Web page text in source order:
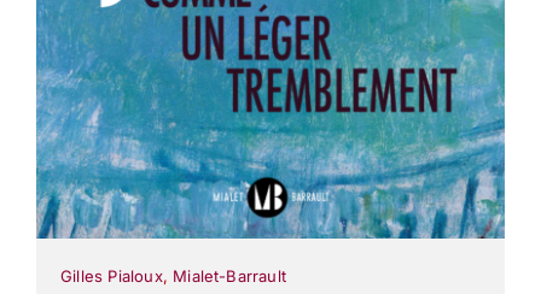
Gilles Pialoux, Mialet-Barrault